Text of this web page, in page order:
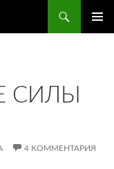
СИЛЫ
4 КОММЕНТАРИЯ